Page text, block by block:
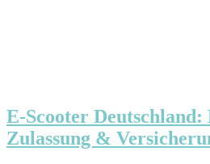
E-Scooter Deutschland:
Zulassung &